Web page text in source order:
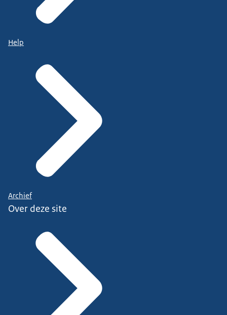
Help
Archief
Over deze site